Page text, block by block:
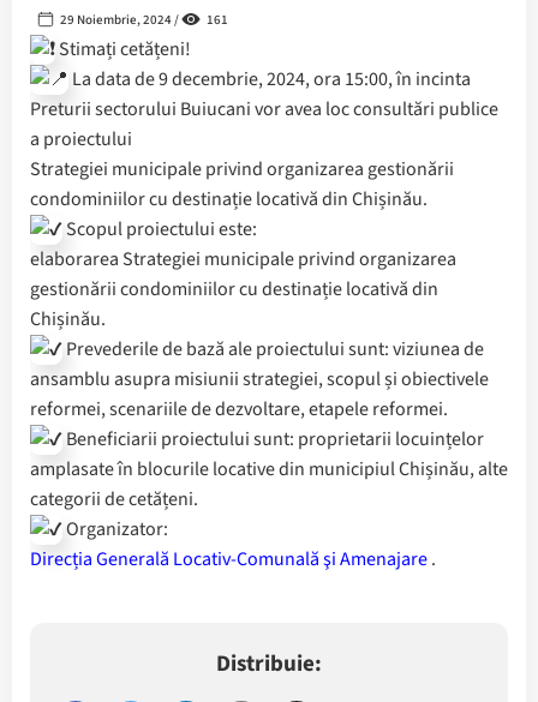
29 Noiembrie, 2024 / 161
Stimați cetățeni!
La data de 9 decembrie, 2024, ora 15:00, în incinta
Preturii sectorului Buiucani vor avea loc consultări publice
a proiectului
Strategiei municipale privind organizarea gestionării
condominiilor cu destinație locativă din Chișinău.
Scopul proiectului este:
elaborarea Strategiei municipale privind organizarea
gestionării condominiilor cu destinație locativă din
Chișinău.
Prevederile de bază ale proiectului sunt: viziunea de
ansamblu asupra misiunii strategiei, scopul și obiectivele
reformei, scenariile de dezvoltare, etapele reformei.
Beneficiarii proiectului sunt: proprietarii locuințelor
amplasate în blocurile locative din municipiul Chișinău, alte
categorii de cetățeni.
Organizator:
Direcția Generală Locativ-Comunală şi Amenajare.
Distribuie: